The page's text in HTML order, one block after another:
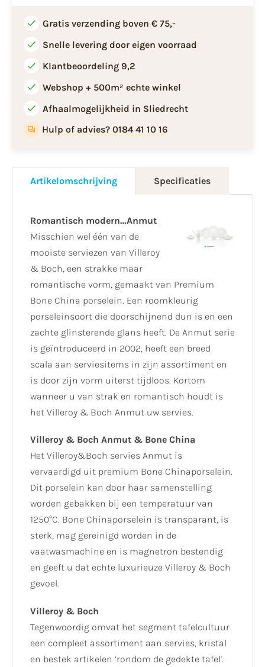
Gratis verzending boven € 75,-
Snelle levering door eigen voorraad
Klantbeoordeling 9,2
Webshop + 500m² echte winkel
Afhaalmogelijkheid in Sliedrecht
Hulp of advies? 0184 41 10 16
Artikelomschrijving Specificaties
Romantisch modern…Anmut
Misschien wel één van de
mooiste serviezen van Villeroy
& Boch, een strakke maar
romantische vorm, gemaakt van Premium
Bone China porselein. Een roomkleurig
porseleinsoort die doorschijnend dun is en een
zachte glinsterende glans heeft. De Anmut serie
is geïntroduceerd in 2002, heeft een breed
scala aan serviesitems in zijn assortiment en
is door zijn vorm uiterst tijdloos. Kortom
wanneer u van strak en romantisch houdt is
het Villeroy & Boch Anmut uw servies.
Villeroy & Boch Anmut & Bone China
Het Villeroy&Boch servies Anmut is
vervaardigd uit premium Bone Chinaporselein.
Dit porselein kan door haar samenstelling
worden gebakken bij een temperatuur van
1250°C. Bone Chinaporselein is transparant, is
sterk, mag gereinigd worden in de
vaatwasmachine en is magnetron bestendig
en geeft u dat echte luxurieuze Villeroy & Boch
gevoel.
Villeroy & Boch
Tegenwoordig omvat het segment tafelcultuur
een compleet assortiment aan servies, kristal
en bestek artikelen ‘rondom de gedekte tafel'.